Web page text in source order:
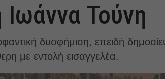
Τούνη
δυσφήμιση, επειδή
με εντολή εισαγγελέα.